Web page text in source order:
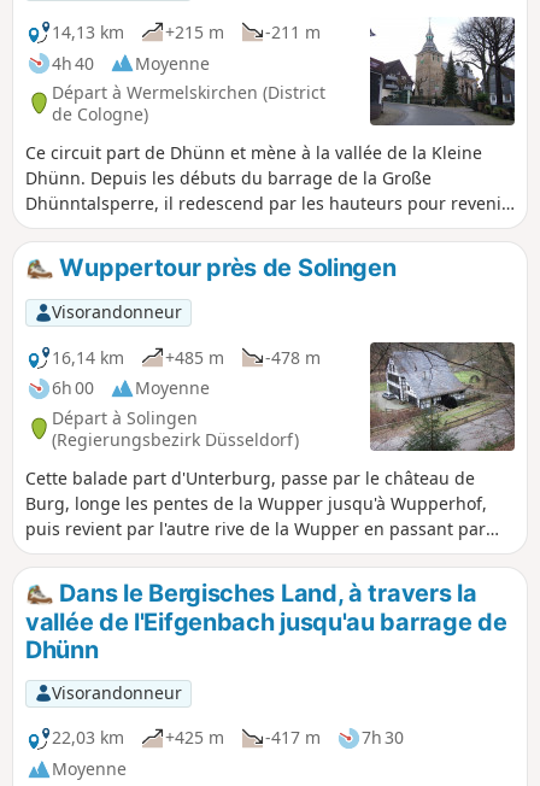
14,13 km
+215 m
-211 m
4h 40
Moyenne
Départ à Wermelskirchen (District
de Cologne)
Ce circuit part de Dhünn et mène à la vallée de la Kleine
Dhünn. Depuis les débuts du barrage de la Große
Dhünntalsperre, il redescend par les hauteurs pour revenir
à Dhünn.
Wuppertour près de Solingen
Visorandonneur
16,14 km
+485 m
-478 m
6h 00
Moyenne
Départ à Solingen
(Regierungsbezirk Düsseldorf)
Cette balade part d'Unterburg, passe par le château de
Burg, longe les pentes de la Wupper jusqu'à Wupperhof,
puis revient par l'autre rive de la Wupper en passant par
Balkhausen et Glüder. Le « Bergische Weg » nous
accompagne sur une grande partie du chemin.
Dans le Bergisches Land, à travers la
vallée de l'Eifgenbach jusqu'au barrage de
Dhünn
Visorandonneur
22,03 km
+425 m -417 m
7h 30
Moyenne